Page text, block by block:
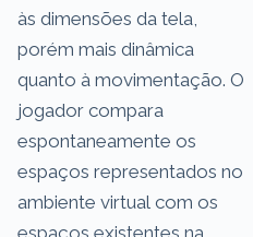
às dimensões da tela,
porém mais dinâmica
quanto à movimentação. O
jogador compara
espontaneamente os
espaços representados no
ambiente virtual com os
espaços existentes na